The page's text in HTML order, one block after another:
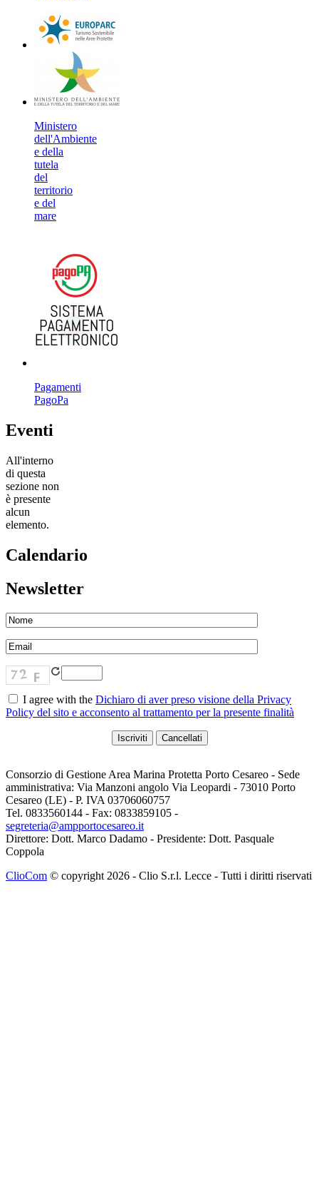
Ministero
dell'Ambiente
e della
tutela
del
territorio
e del
mare
Pagamenti
PagoPa
Eventi
All'interno
di questa
sezione non
è presente
alcun
elemento.
Calendario
Newsletter
I agree with the Dichiaro di aver preso visione della Privacy
Policy del sito e acconsento al trattamento per la presente finalità
Consorzio di Gestione Area Marina Protetta Porto Cesareo - Sede
amministrativa: Via Manzoni angolo Via Leopardi - 73010 Porto
Cesareo (LE) - P. IVA 03706060757
Tel. 0833560144 - Fax: 0833859105 -
segreteria@ampportocesareo.it
Direttore: Dott. Marco Dadamo - Presidente: Dott. Pasquale
Coppola
ClioCom © copyright 2026 - Clio S.r.l. Lecce - Tutti i diritti riservati